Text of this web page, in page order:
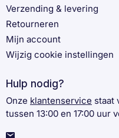
Verzending & levering
Retourneren
Mijn account
Wijzig cookie instellingen
Hulp nodig?
Onze klantenservice staat
tussen 13:00 en 17:00 uur